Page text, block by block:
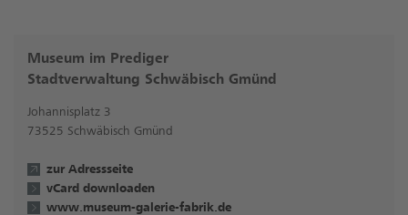
Museum im Prediger
Stadtverwaltung Schwäbisch Gmünd
Johannisplatz 3
73525 Schwäbisch Gmünd
zur Adressseite
vCard downloaden
www.museum-galerie-fabrik.de